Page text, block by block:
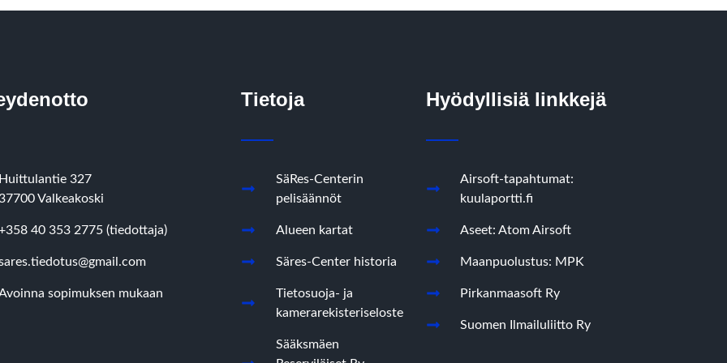
327
Valkeakoski
40 353 2775 (tiedottaja)
sopimuksen mukaan
Tietoja
SäRes-Centerin
pelisäännöt
Alueen kartat
Säres-Center historia
Tietosuoja- ja
kamerarekisteriseloste
Sääksmäen
Hyödyllisiä linkkejä
Airsoft-tapahtumat:
kuulaportti.fi
Aseet: Atom Airsoft
Maanpuolustus: MPK
Pirkanmaasoft Ry
Suomen Ilmailuliitto Ry